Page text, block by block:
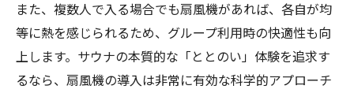
また、複数人で入る場合でも扇風機があれば、各自が均
等に熱を感じられるため、グループ利用時の快適性も向
上します。サウナの本質的な「ととのい」体験を追求す
るなら、扇風機の導入は非常に有効な科学的アプローチ